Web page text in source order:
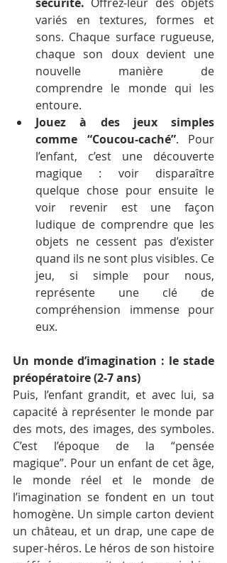
sécurité. Offrez-leur des objets
variés en textures, formes et
sons. Chaque surface rugueuse,
chaque son doux devient une
nouvelle manière de
comprendre le monde qui les
entoure.
Jouez à des jeux simples
comme “Coucou-caché”. Pour
l’enfant, c’est une découverte
magique : voir disparaître
quelque chose pour ensuite le
voir revenir est une façon
ludique de comprendre que les
objets ne cessent pas d’exister
quand ils ne sont plus visibles. Ce
jeu, si simple pour nous,
représente une clé de
compréhension immense pour
eux.
Un monde d’imagination : le stade
préopératoire (2-7 ans)
Puis, l’enfant grandit, et avec lui, sa
capacité à représenter le monde par
des mots, des images, des symboles.
C’est l’époque de la “pensée
magique”. Pour un enfant de cet âge,
le monde réel et le monde de
l’imagination se fondent en un tout
homogène. Un simple carton devient
un château, et un drap, une cape de
super-héros. Le héros de son histoire